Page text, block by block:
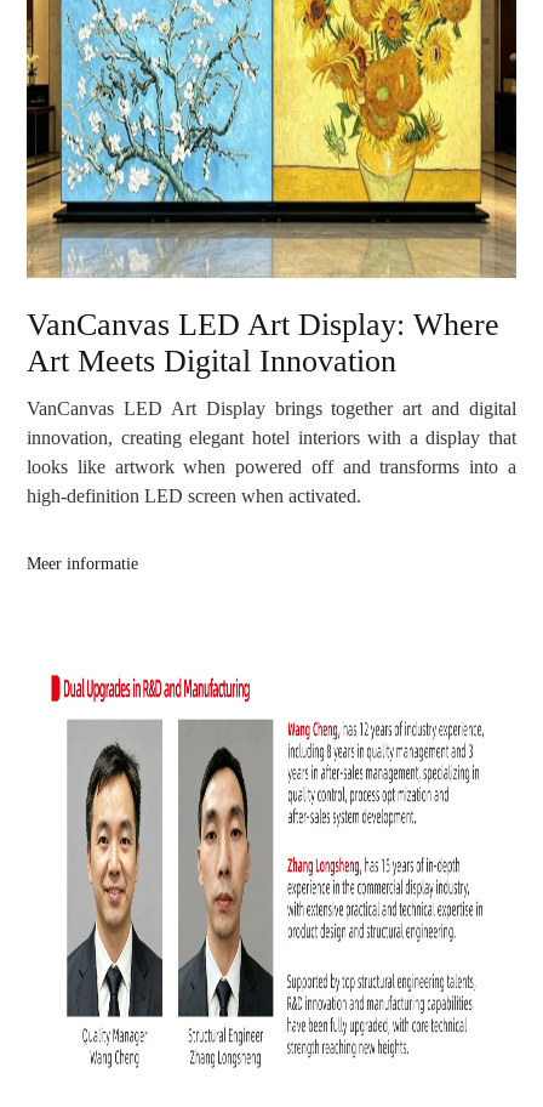
VanCanvas LED Art Display: Where
Art Meets Digital Innovation
VanCanvas LED Art Display brings together art and digital
innovation, creating elegant hotel interiors with a display that
looks like artwork when powered off and transforms into a
high-definition LED screen when activated.
Meer informatie